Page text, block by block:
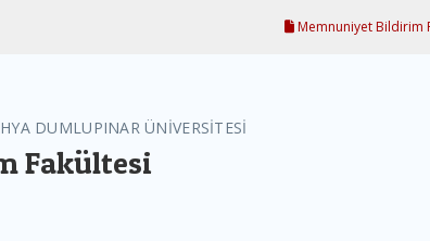
Memnuniyet Bildirim
DUMLUPINAR ÜNİVERSİTESİ
Fakültesi